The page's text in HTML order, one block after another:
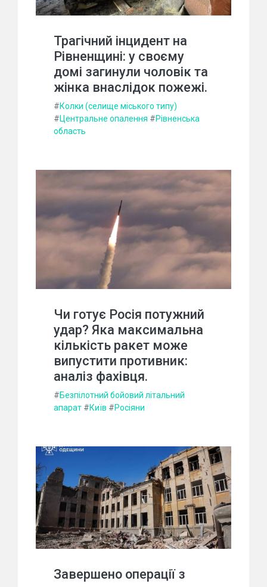
Трагічний інцидент на
Рівненщині: у своєму
домі загинули чоловік та
жінка внаслідок пожежі.
#Колки (селище міського типу)
#Центральне опалення #Рівненська
область
Чи готує Росія потужний
удар? Яка максимальна
кількість ракет може
випустити противник:
аналіз фахівця.
#Безпілотний бойовий літальний
апарат #Київ #Росіяни
Завершено операції з